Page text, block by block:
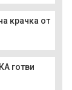
крачка от
готви